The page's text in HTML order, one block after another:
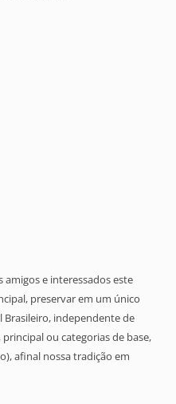
e interessados este
preservar em um único
Brasileiro, independente de
ou categorias de base,
afinal nossa tradição em